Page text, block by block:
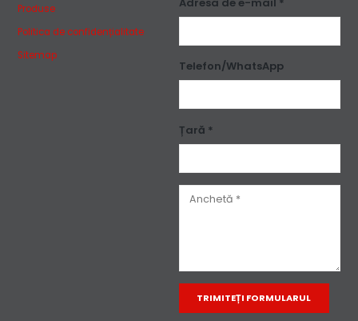
Produse
Politica de confidențialitate
Sitemap
Telefon/WhatsApp
Țară *